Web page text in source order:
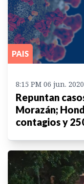
PAIS
8:15 PM 06 jun. 2020
Repuntan
Morazán;
contagios y